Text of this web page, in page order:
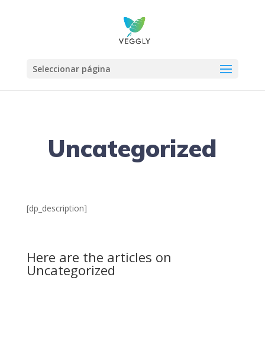
Seleccionar página
Uncategorized
[dp_description]
Here are the articles on
Uncategorized